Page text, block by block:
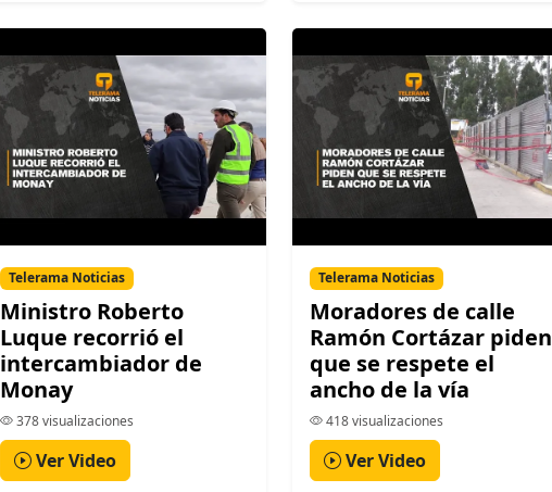
Telerama Noticias
Ministro Roberto
Luque recorrió el
intercambiador de
Monay
378 visualizaciones
Ver Video
Telerama Noticias
Moradores de calle
Ramón Cortázar piden
que se respete el
ancho de la vía
418 visualizaciones
Ver Video